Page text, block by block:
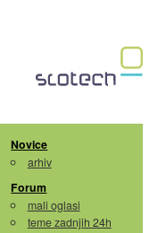
Novice
arhiv
Forum
mali oglasi
teme zadnjih 24h